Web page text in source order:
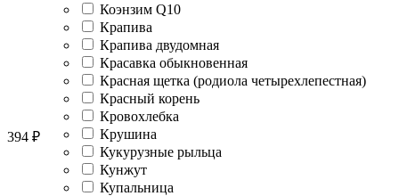
Коэнзим Q10
Крапива
Крапива двудомная
Красавка обыкновенная
Красная щетка (родиола четырехлепестная)
Красный корень
Кровохлебка
Крушина
Кукурузные рыльца
Кунжут
Купальница
394 ₽